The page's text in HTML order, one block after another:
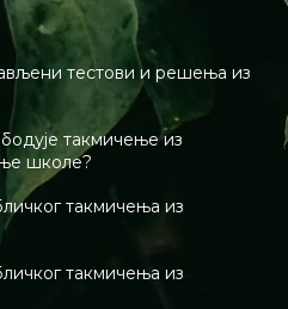
тестови и решења из
такмичење из
школе?
такмичења из
такмичења из